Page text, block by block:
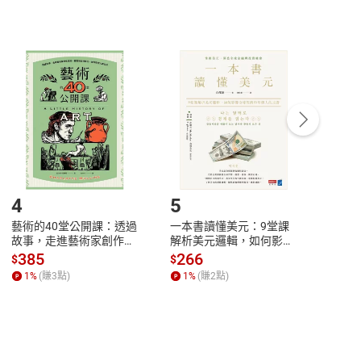
點選「瀏覽訂單明細」 「申請取消訂單/ 退
貨。
付款方式
Payment
完成訂單
Complete
號，下載書籍後看書
4
藝術的40堂公開課：透過
故事，走進藝術家創作現
場，看藝術如何誕生、如
何形塑人類生活【電子
書】
$385
1% (賺3點)
5
一本書讀懂美元：9堂課
解析美元邏輯，如何影響
全球經濟和每個人的投資
【電子書】
$266
1% (賺2點)